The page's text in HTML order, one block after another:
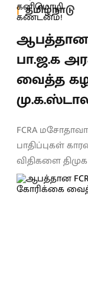
தமிழ்நாடு
ஆபத்தான
பா.ஜ.க
வைத்த
FCRA
பாதிப்புகள்
விதிகளை திமுக